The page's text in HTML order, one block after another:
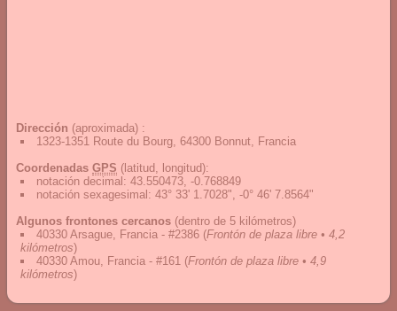
Dirección (aproximada) :
1323-1351 Route du Bourg, 64300 Bonnut, Francia
Coordenadas GPS (latitud, longitud):
notación decimal : 43.550473, -0.768849
notación sexagesimal : 43° 33' 1.7028", -0° 46' 7.8564"
Algunos frontones cercanos (dentro de 5 kilómetros)
40330 Arsague, Francia - #2386 (Frontón de plaza libre • 4,2
kilómetros)
40330 Amou, Francia - #161 (Frontón de plaza libre • 4,9
kilómetros)